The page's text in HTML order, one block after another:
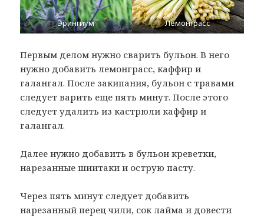
Эрингиум Лемонграсс
Первым делом нужно сварить бульон. В него
нужно добавить лемонграсс, каффир и
галангал. После закипания, бульон с травами
следует варить еще пять минут. После этого
следует удалить из кастрюли каффир и
галангал.
Далее нужно добавить в бульон креветки,
нарезанные шиитаки и острую пасту.
Через пять минут следует добавить
нарезанный перец чили, сок лайма и довести